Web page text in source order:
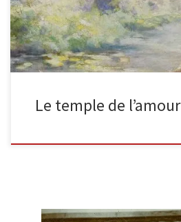
Le temple de l’amour